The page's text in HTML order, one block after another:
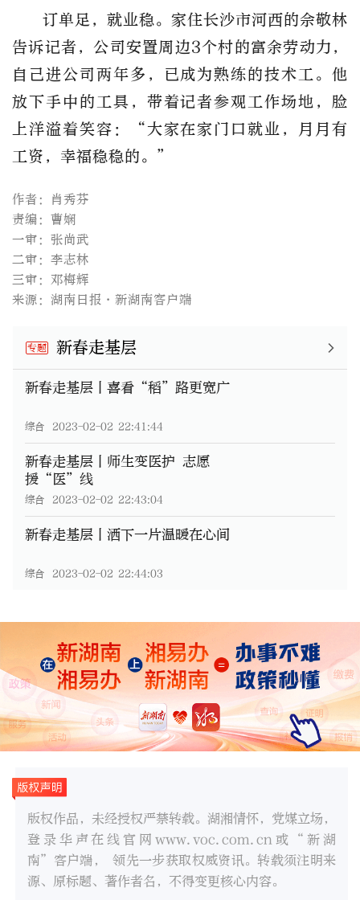
订单足，就业稳。家住长沙市河西的佘敬林
告诉记者，公司安置周边3个村的富余劳动力，
自己进公司两年多，已成为熟练的技术工。他
放下手中的工具，带着记者参观工作场地，脸
上洋溢着笑容：“大家在家门口就业，月月有
工资，幸福稳稳的。”
作者：肖秀芬
责编：曹娴
一审：张尚武
二审：李志林
三审：邓梅辉
来源：湖南日报·新湖南客户端
专题 新春走基层
新春走基层丨喜看“稻”路更宽广
综合 2023-02-02 22:41:44
新春走基层丨师生变医护 志愿
援“医”线
综合 2023-02-02 22:43:04
新春走基层丨洒下一片温暖在心间
综合 2023-02-02 22:44:03
版权作品，未经授权严禁转载。湖湘情怀，党媒立场，
登录华声在线官网www.voc.com.cn或“新湖
南”客户端， 领先一步获取权威资讯。转载须注明来
源、原标题、著作者名，不得变更核心内容。